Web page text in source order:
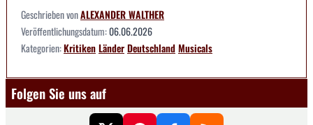
Geschrieben vonALEXANDER WALTHER
Veröffentlichungsdatum:06.06.2026
Kategorien:KritikenLänderDeutschlandMusicals
Folgen Sie uns auf